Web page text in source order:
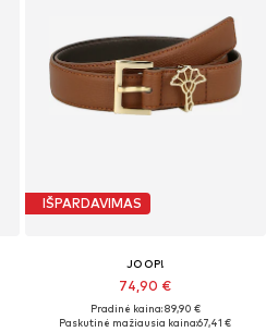
IŠPARDAVIMAS
JOOP!
74,90 €
Pradinė kaina: 89,90 €
Paskutinė mažiausia kaina:67,41 €